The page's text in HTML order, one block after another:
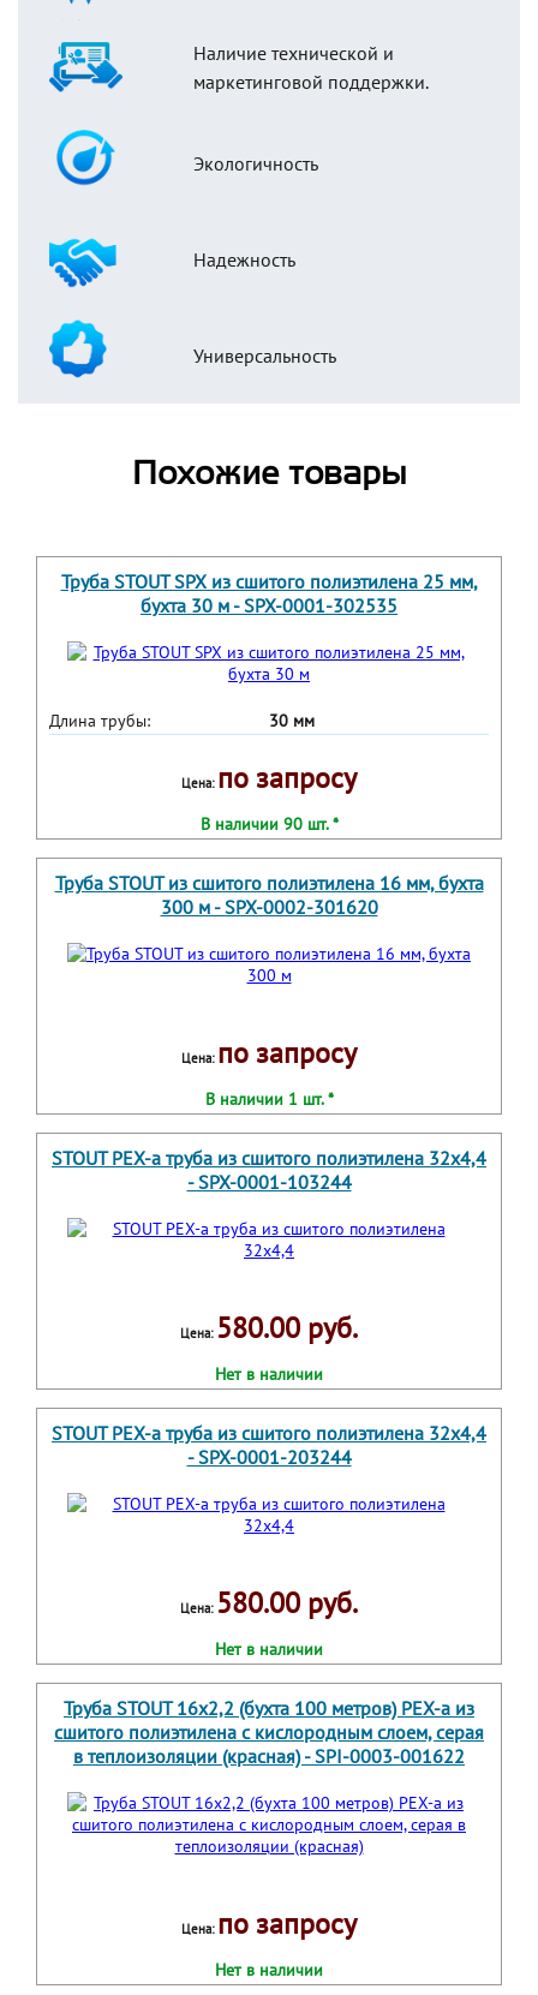
Наличие технической и
маркетинговой поддержки.
Экологичность
Надежность
Универсальность
Похожие товары
Труба STOUT SPX из сшитого полиэтилена 25 мм,
бухта 30 м - SPX-0001-302535
Длина трубы: 30 мм
Цена: по запросу
В наличии 90 шт. *
Труба STOUT из сшитого полиэтилена 16 мм, бухта
300 м - SPX-0002-301620
Цена: по запросу
В наличии 1 шт. *
STOUT PEX-a труба из сшитого полиэтилена 32х4,4
- SPX-0001-103244
Цена: 580.00 руб.
Нет в наличии
STOUT PEX-a труба из сшитого полиэтилена 32х4,4
- SPX-0001-203244
Цена: 580.00 руб.
Нет в наличии
Труба STOUT 16х2,2 (бухта 100 метров) PEX-a из
сшитого полиэтилена с кислородным слоем, серая
в теплоизоляции (красная) - SPI-0003-001622
Цена: по запросу
Нет в наличии